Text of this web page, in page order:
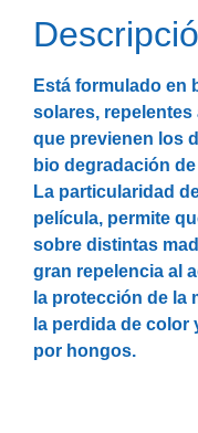
Está formulado en
solares,
que previenen los
bio degradación
La particularidad
película, permite
sobre distintas
gran repelencia al
la protección de la
la perdida de color
por hongos.